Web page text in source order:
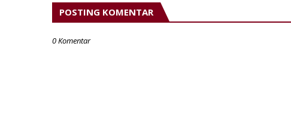
POSTING KOMENTAR
0 Komentar